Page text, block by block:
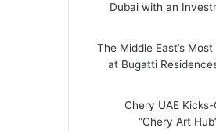
Dubai with an
The Middle East’s
at Bugatti
Chery UAE
“Chery Art